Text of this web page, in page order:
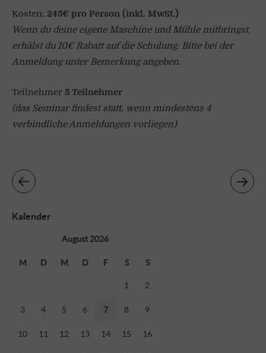
Kosten: 245€ pro Person (inkl. MwSt.)
Wenn du deine eigene Maschine und Mühle mitbringst,
erhälst du 10€ Rabatt auf die Schulung. Bitte bei der
Anmeldung unter Bemerkung angeben.
Teilnehmer 5 Teilnehmer
(das Seminar findest statt, wenn mindestens 4
verbindliche Anmeldungen vorliegen)
Kalender
August 2026
M D M D F S S
1 2
3 4 5 6 7 8 9
10 11 12 13 14 15 16